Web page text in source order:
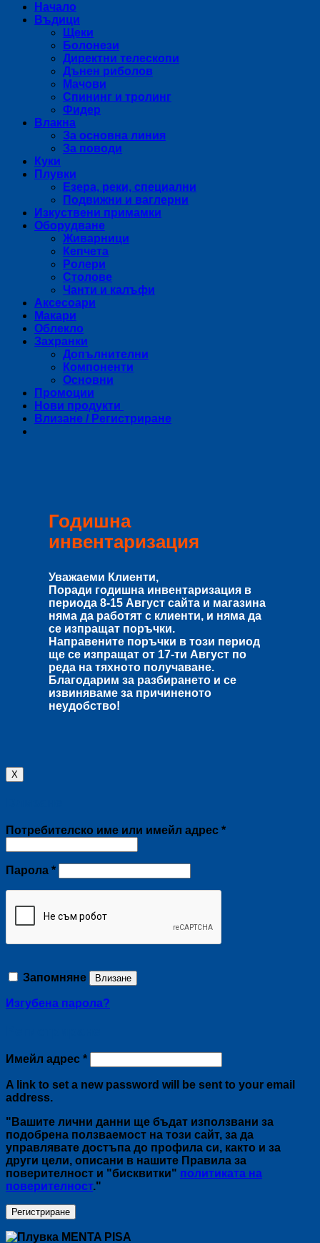
Начало
Въдици
Щеки
Болонези
Директни телескопи
Дънен риболов
Мачови
Спининг и тролинг
Фидер
Влакна
За основна линия
За поводи
Куки
Плувки
Езера, реки, специални
Подвижни и ваглерни
Изкуствени примамки
Оборудване
Живарници
Кепчета
Ролери
Столове
Чанти и калъфи
Аксесоари
Макари
Облекло
Захранки
Допълнителни
Компоненти
Основни
Промоции
Нови продукти
Влизане / Регистриране
Годишна
инвентаризация
Уважаеми Клиенти,
Поради годишна инвентаризация в
периода 8-15 Август сайта и магазина
няма да работят с клиенти, и няма да
се изпращат поръчки.
Направените поръчки в този период
ще се изпращат от 17-ти Август по
реда на тяхното получаване.
Благодарим за разбирането и се
извиняваме за причиненото
неудобство!
X
Потребителско име или имейл адрес *Задължително
Парола *Задължително
Запомняне Влизане
Изгубена парола?
Имейл адрес *Задължително
A link to set a new password will be sent to your email
address.
"Вашите лични данни ще бъдат използвани за
подобрена ползваемост на този сайт, за да
управлявате достъпа до профила си, както и за
други цели, описани в нашите Правила за
поверителност и "бисквитки" политиката на
поверителност."
Регистриране